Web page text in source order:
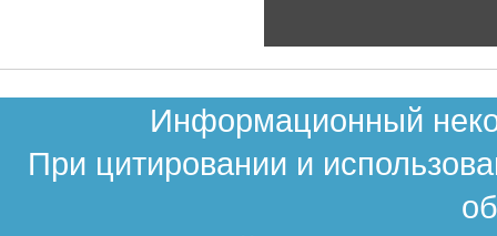
Информационный
При цитировании и